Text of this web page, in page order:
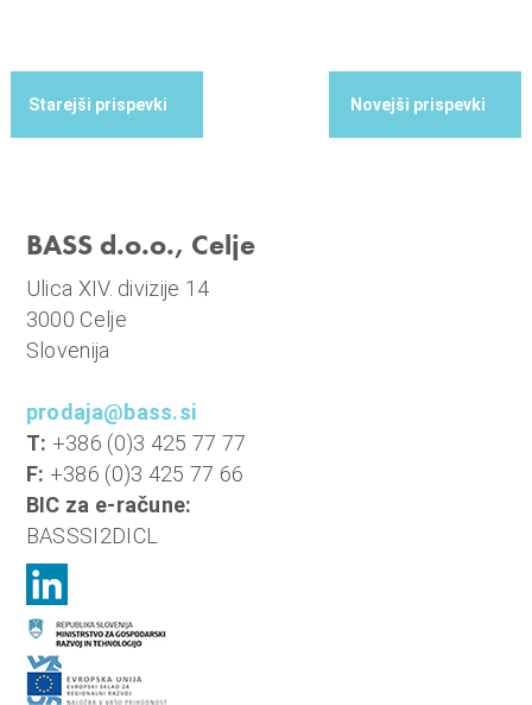
BASS d.o.o., Celje
Ulica XIV. divizije 14
3000 Celje
Slovenija
prodaja@bass.si
T: +386 (0)3 425 77 77
F: +386 (0)3 425 77 66
BIC za e-račune:
BASSSI2DICL